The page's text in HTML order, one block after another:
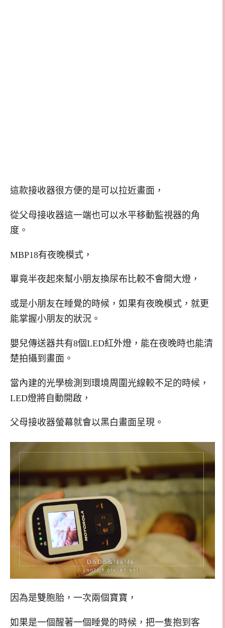
這款接收器很方便的是可以拉近畫面，
從父母接收器這一端也可以水平移動監視器的角
度。
MBP18有夜晚模式，
畢竟半夜起來幫小朋友換尿布比較不會開大燈，
或是小朋友在睡覺的時候，如果有夜晚模式，就更
能掌握小朋友的狀況。
嬰兒傳送器共有8個LED紅外燈，能在夜晚時也能清
楚拍攝到畫面。
當內建的光學檢測到環境周圍光線較不足的時候，
LED燈將自動開啟，
父母接收器螢幕就會以黑白畫面呈現。
因為是雙胞胎，一次兩個寶寶，
如果是一個醒著一個睡覺的時候，把一隻抱到客